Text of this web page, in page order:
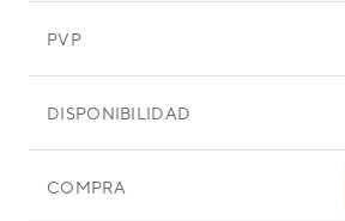
PVP
DISPONIBILIDAD
COMPRA